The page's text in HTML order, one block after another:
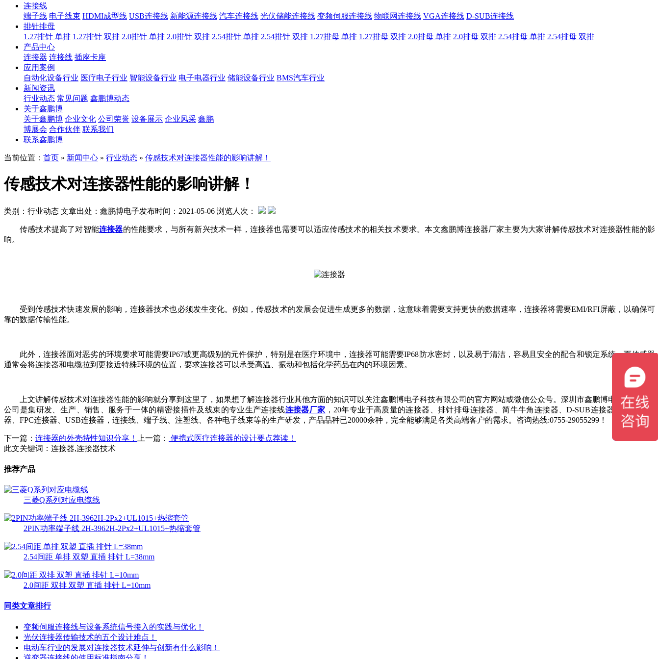
连接线
端子线 电子线束 HDMI成型线 USB连接线 新能源连接线 汽车连接线 光伏储能连接线 变频伺服连接线 物联网连接线 VGA连接线 D-SUB连接线
排针排母
1.27排针 单排 1.27排针 双排 2.0排针 单排 2.0排针 双排 2.54排针 单排 2.54排针 双排 1.27排母 单排 1.27排母 双排 2.0排母 单排 2.0排母 双排 2.54排母 单排 2.54排母 双排
产品中心
连接器 连接线 插座卡座
应用案例
自动化设备行业 医疗电子行业 智能设备行业 电子电器行业 储能设备行业 BMS汽车行业
新闻资讯
行业动态 常见问题 鑫鹏博动态
关于鑫鹏博
关于鑫鹏博 企业文化 公司荣誉 设备展示 企业风采 鑫鹏
博展会 合作伙伴 联系我们
联系鑫鹏博
当前位置： 首页 » 新闻中心 » 行业动态 » 传感技术对连接器性能的影响讲解！
传感技术对连接器性能的影响讲解！
类别：行业动态 文章出处：鑫鹏博电子发布时间：2021-05-06 浏览人次：
传感技术提高了对智能连接器的性能要求，与所有新兴技术一样，连接器也需要可以适应传感技术的相关技术要求。本文鑫鹏博连接器厂家主要为大家讲解传感技术对连接器性能的影
响。
受到传感技术快速发展的影响，连接器技术也必须发生变化。例如，传感技术的发展会促进生成更多的数据，这意味着需要支持更快的数据速率，连接器将需要EMI/RFI屏蔽，以确保可
靠的数据传输性能。
此外，连接器面对恶劣的环境要求可能需要IP67或更高级别的元件保护，特别是在医疗环境中，连接器可能需要IP68防水密封，以及易于清洁，容易且安全的配合和锁定系统。而传感器
通常会将连接器和电缆拉到更接近特殊环境的位置，要求连接器可以承受高温、振动和包括化学药品在内的环境因素。
上文讲解传感技术对连接器性能的影响就分享到这里了，如果想了解连接器行业其他方面的知识可以关注鑫鹏博电子科技有限公司的官方网站或微信公众号。深圳市鑫鹏博电子科技有限
公司是集研发、生产、销售、服务于一体的精密接插件及线束的专业生产连接线连接器厂家 ，20年专业于高质量的连接器、排针排母连接器、简牛牛角连接器、D-SUB连接器、RJ45连接
器、FPC连接器、USB连接器，连接线、端子线、注塑线、各种电子线束等的生产研发，产品品种已20000余种，完全能够满足各类高端客户的需求。咨询热线:0755-29055299！
下一篇： 连接器的外壳特性知识分享！ 上一篇：
便携式医疗连接器的设计要点荐读！
此文关键词： 连接器,连接器技术
推荐产品
三菱Q系列对应电缆线
2PIN功率端子线 2H-3962H-2Px2+UL1015+热缩套管
2.54间距 单排 双塑 直插 排针 L=38mm
2.0间距 双排 双塑 直插 排针 L=10mm
同类文章排行
变频伺服连接线与设备系统信号接入的实践与优化！
光伏连接器传输技术的五个设计难点！
电动车行业的发展对连接器技术延伸与创新有什么影响！